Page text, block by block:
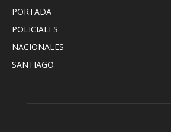
PORTADA
POLICIALES
NACIONALES
SANTIAGO